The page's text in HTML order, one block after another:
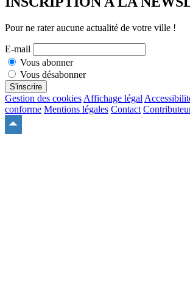
Pour ne rater aucune actualité de votre ville !
E-mail
Vous abonner
Vous désabonner
S'inscrire
Gestion des cookies Affichage légal
conforme Mentions légales Contact